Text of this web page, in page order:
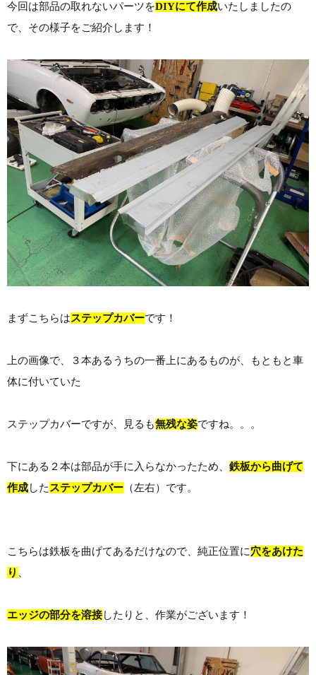
今回は部品の取れないパーツをDIYにて作成いたしましたの
で、その様子をご紹介します！
まずこちらはステップカバーです！
上の画像で、３本あるうちの一番上にあるものが、もともと車
体に付いていた
ステップカバーですが、見るも無残な姿ですね。。。
下にある２本は部品が手に入らなかったため、 鉄板から曲げて
作成した ステップカバー （左右）です。
こちらは鉄板を曲げてあるだけなので、純正位置に穴をあけた
り
エッジの部分を溶接したりと、作業がございます！